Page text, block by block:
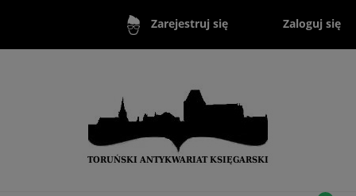
Zarejestruj się Zaloguj się